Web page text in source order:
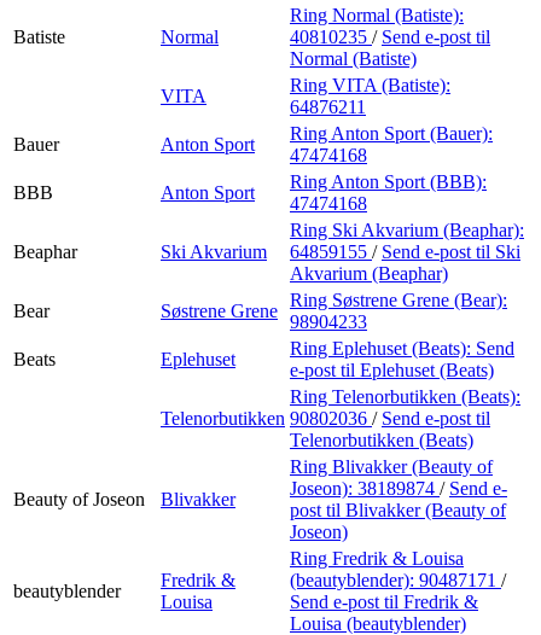
Batiste Normal
Ring Normal (Batiste):
40810235 / Send e-post til
Normal (Batiste)
VITA
Ring VITA (Batiste):
64876211
Bauer
Anton Sport
Ring Anton Sport (Bauer):
47474168
BBB
Anton Sport
Ring Anton Sport (BBB):
47474168
Beaphar Ski Akvarium
Ring Ski Akvarium (Beaphar):
64859155 / Send e-post til Ski
Akvarium (Beaphar)
Bear
Søstrene Grene
Ring Søstrene Grene (Bear):
98904233
Beats
Eplehuset
Ring Eplehuset (Beats): Send
e-post til Eplehuset (Beats)
Telenorbutikken
Ring Telenorbutikken (Beats):
90802036 / Send e-post til
Telenorbutikken (Beats)
Beauty of Joseon Blivakker
Ring Blivakker (Beauty of
Joseon): 38189874 / Send e-
post til Blivakker (Beauty of
Joseon)
beautyblender
Fredrik &
Louisa
Ring Fredrik & Louisa
(beautyblender): 90487171 /
Send e-post til Fredrik &
Louisa (beautyblender)